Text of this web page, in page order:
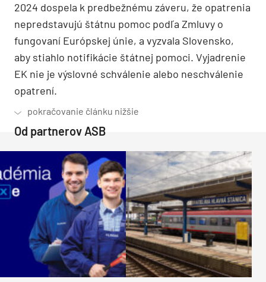
2024 dospela k predbežnému záveru, že opatrenia
nepredstavujú štátnu pomoc podľa Zmluvy o
fungovaní Európskej únie, a vyzvala Slovensko,
aby stiahlo notifikácie štátnej pomoci. Vyjadrenie
EK nie je výslovné schválenie alebo neschválenie
opatrení.
Od partnerov ASB